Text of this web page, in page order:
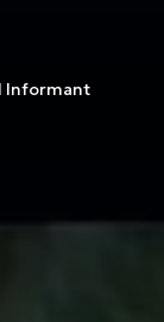
Informant